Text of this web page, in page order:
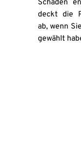
Schäden
deckt die
ab, wenn
gewählt